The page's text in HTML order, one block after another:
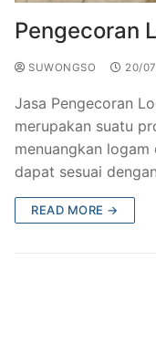
Kursi Taman
Ornamen Besi
Ranjang Besi
Tiang Lampu
Pengecoran
Alat Fitness
Gallery Railing
Gallery Ranjang
Contact Us
Pengecoran
SUWONGSO 20/
​Jasa Pengecoran
merupakan suatu
menuangkan
dapat sesuai
READ MORE →